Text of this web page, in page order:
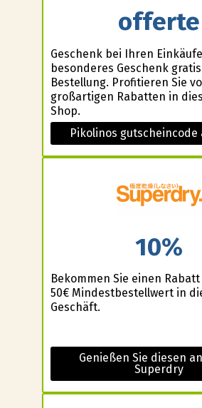
offerte
Geschenk bei Ihren
besonderes Geschenk
Bestellung. Profitieren Sie
großartigen Rabatten in
Shop.
Pikolinos gutscheincode
10%
Bekommen Sie einen Rabatt
50€ Mindestbestellwert in
Geschäft.
Genießen Sie diesen
Superdry